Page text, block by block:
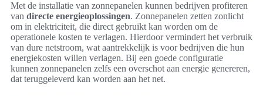
Met de installatie van zonnepanelen kunnen bedrijven profiteren
van directe energieoplossingen. Zonnepanelen zetten zonlicht
om in elektriciteit, die direct gebruikt kan worden om de
operationele kosten te verlagen. Hierdoor vermindert het verbruik
van dure netstroom, wat aantrekkelijk is voor bedrijven die hun
energiekosten willen verlagen. Bij een goede configuratie
kunnen zonnepanelen zelfs een overschot aan energie genereren,
dat teruggeleverd kan worden aan het net.